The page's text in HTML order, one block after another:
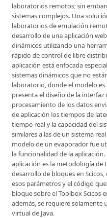
laboratorios remotos; sin
sistemas complejos. Una
laboratorios de emulación
desarrollo de una aplicación
dinámicos utilizando una
rápido de control de libre
aplicación está enfocada
sistemas dinámicos que no
laboratorio, donde el modelo
presenta el diseño de la
procesamiento de los datos
de aplicación los tiempos de
tiempo real y la capacidad del
similares a las de un sistema
modelo de un evaporador fue
la funcionalidad de la
aplicación es la metodología de
desarrollo de bloques en
esos parámetros y el código
bloque sobre el Toolbox Scicos
además, se requiere solamente
virtual de Java.